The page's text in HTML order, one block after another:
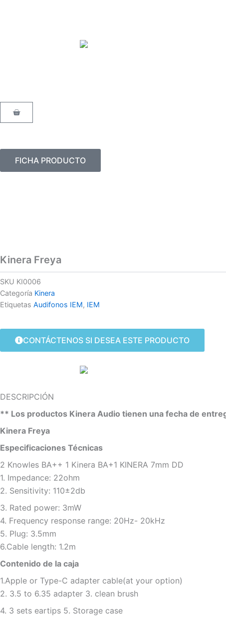
Carrito
FICHA PRODUCTO
Kinera Freya
SKU KI0006
Categoría Kinera
Etiquetas Audifonos IEM, IEM
CONTÁCTENOS SI DESEA ESTE PRODUCTO
DESCRIPCIÓN
** Los productos Kinera Audio tienen una fecha de
Kinera Freya
Especificaciones Técnicas
2 Knowles BA++ 1 Kinera BA+1 KINERA 7mm DD
1. Impedance: 22ohm
2. Sensitivity: 110±2db
3. Rated power: 3mW
4. Frequency response range: 20Hz- 20kHz
5. Plug: 3.5mm
6.Cable length: 1.2m
Contenido de la caja
1.Apple or Type-C adapter cable(at your option)
2. 3.5 to 6.35 adapter 3. clean brush
4. 3 sets eartips 5. Storage case